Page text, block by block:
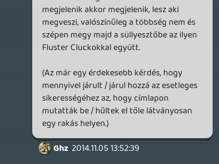
Az erveles meg hogy a "gonosz
szemszogebol mar akkor ne is lehessen
jatszani?" az helytallo lehetne akar, de mint
elhangzott a kep arnyaltabb ennel es
gonosz es gonosz kozott is van kulonbseg.
toporodott torpordogoket, vagy hogy
Liquid Akost fenyegeti Bogyo es Baboca
felelmetes hatalmaval, meg az is hogy
kiasatsz egy nagy godrot a faluval aztan
mindenkit jol belemeszarolsz es a tetejen
csapsz egy interracial gang-bang partyt.
Szoval a spektrum szeles, ami eles
hatarvonalat kepez az az hogy hol erzi az